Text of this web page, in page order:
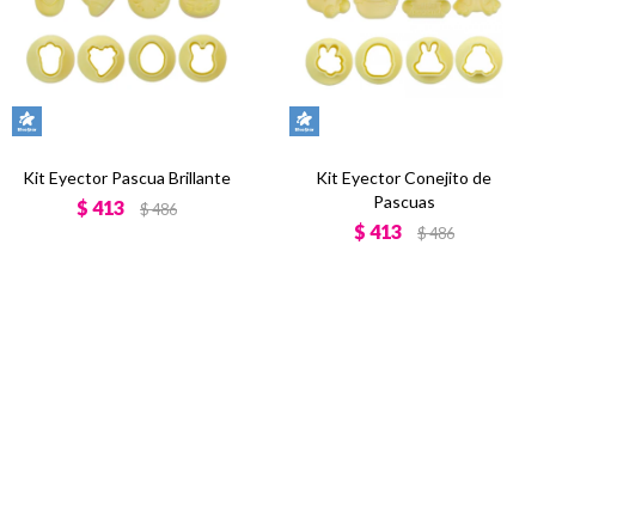
Kit Eyector Pascua Brillante
$ 413 $486
Kit Eyector Conejito de
Pascuas
$ 413 $486